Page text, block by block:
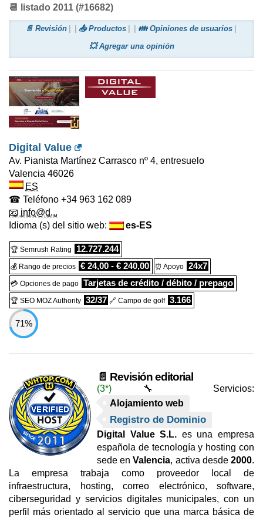
📆 listado 2011 (#16682)
📄 Revisión 📤 Productos
👪 Opiniones de usuarios
💥 Agregar una opinión
Digital Value
Av. Pianista Martínez Carrasco nº 4, entresuelo
Valencia 46026
ES
☎ Teléfono +34 963 162 089
📧 info@d...
Idioma (s) del sitio web:
es-ES
🏆 Semrush Rating 12.727.244
💰 Rango de precios € 24,00 - € 240,00 ⏰ Apoyo 24x7
💳 Opciones de pago Tarjetas de crédito / débito / prepago
🏆 SEO MOZ Authority 32/37 🔗 Campo de golf 3.166
71%
📄 Revisión editorial
(3*)
🔧 Servicios:
Alojamiento web
Registro de Dominio
Digital Value S.L. es una empresa
española de tecnología y hosting con
sede enValencia, activa desde2000.
La empresa trabaja como proveedor local de
infraestructura, hosting, correo electrónico, software,
ciberseguridad y servicios digitales municipales, con un
perfil más orientado al servicio que una marca básica de